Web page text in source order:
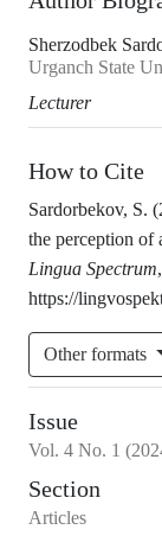
Sherzodbek
Urganch State
Lecturer
How to Cite
Sardorbekov, S.
the perception of
Lingua Spectrum,
https://
Other formats
Issue
Vol. 4 No. 1
Section
Articles